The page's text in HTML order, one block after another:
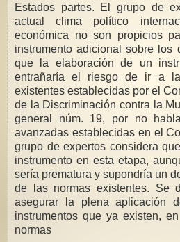
Estados partes. El grupo de
actual clima político
económica no son propicios
instrumento adicional sobre los
que la elaboración de un
entrañaría el riesgo de ir a
existentes establecidas por el
de la Discriminación contra la
general núm. 19, por no
avanzadas establecidas en el
grupo de expertos considera
instrumento en esta etapa,
sería prematura y supondría un
de las normas existentes. Se
asegurar la plena aplicación
instrumentos que ya existen,
normas